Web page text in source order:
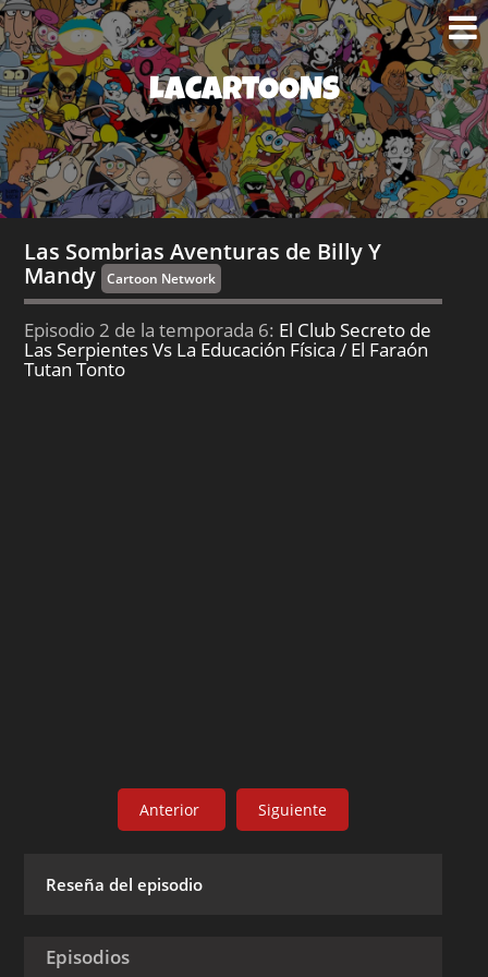
LACARTOONS
Las Sombrias Aventuras de Billy Y
Mandy Cartoon Network
Episodio 2 de la temporada 6: El Club Secreto de
Las Serpientes Vs La Educación Física / El Faraón
Tutan Tonto
Anterior Siguiente
Reseña del episodio
Episodios